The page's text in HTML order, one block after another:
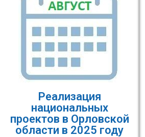
Реализация
национальных
проектов в Орловской
области в 2025 году